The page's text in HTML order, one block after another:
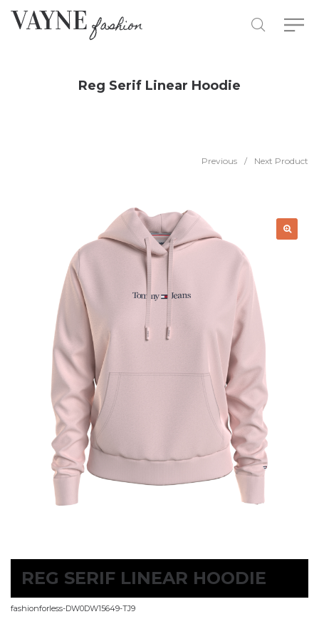
Reg Serif Linear Hoodie
Previous / Next Product
REG SERIF LINEAR HOODIE
fashionforless-DW0DW15649-TJ9